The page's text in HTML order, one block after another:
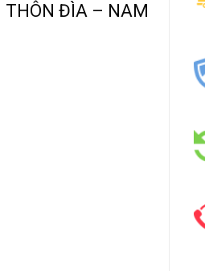
THÔN ĐÌA – NAM